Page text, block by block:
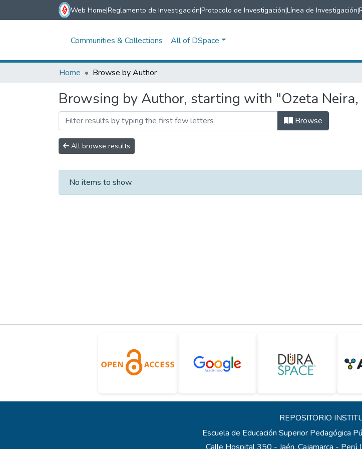
Web Home|Reglamento de Investigación|Protocolo de Investigación|Línea de Investigación|
Communities & Collections All of DSpace
Home Browse by Author
Browsing by Author, starting with "Ozeta
Browse
All browse results
No items to show.
REPOSITORIO
Escuela de Educación Superior Pedagógica